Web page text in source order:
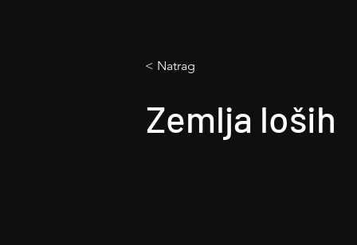
< Natrag
Zemlja loših